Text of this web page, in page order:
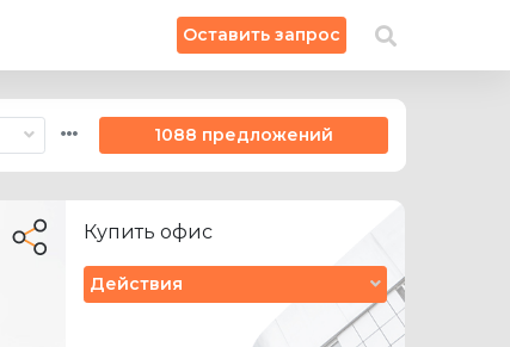
Оставить запрос
× Искать на карте
1088 предложений
Купить офис
Действия